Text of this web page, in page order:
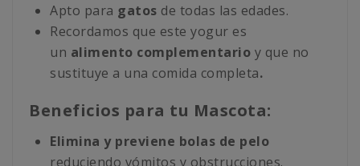
Apto para gatos de todas las edades.
Recordamos que este yogur es
un alimento complementario y que no
sustituye a una comida completa.
Beneficios para tu Mascota:
Elimina y previene bolas de pelo
reduciendo vómitos y obstrucciones.